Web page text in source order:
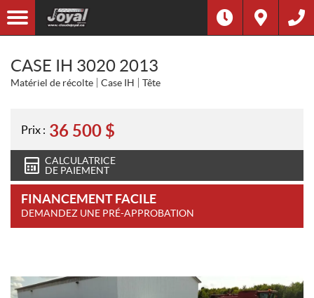
CASE IH 3020 2013
Matériel de récolte Case IH Tête
Prix : 36 500 $
CALCULATRICE
DE PAIEMENT
FINANCEMENT FACILE
DEMANDEZ UNE PRÉ-APPROBATION